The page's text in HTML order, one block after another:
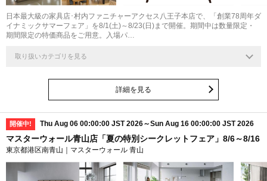
日本最大級の家具店･村内ファニチャーアクセス八王子本店で、「創業78周年ダ
イナミックサマーフェア」を8/1(土)～8/23(日)まで開催。期間中は数量限定・
期間限定の特価商品をご用意。入場パ…
取り扱いカテゴリを見る
詳細を見る
開催中! Thu Aug 06 00:00:00 JST 2026～Sun Aug 16 00:00:00 JST 2026
マスターウォール青山店「夏の特別シークレットフェア」8/6～8/16
東京都港区南青山｜マスターウォール 青山